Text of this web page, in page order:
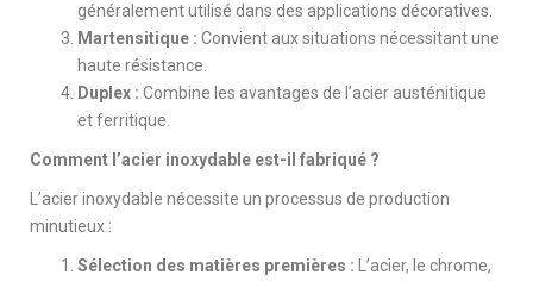
généralement utilisé dans des applications décoratives.
Martensitique : Convient aux situations nécessitant une
haute résistance.
Duplex : Combine les avantages de l’acier austénitique
et ferritique.
Comment l’acier inoxydable est-il fabriqué ?
L’acier inoxydable nécessite un processus de production
minutieux :
Sélection des matières premières : L’acier, le chrome,